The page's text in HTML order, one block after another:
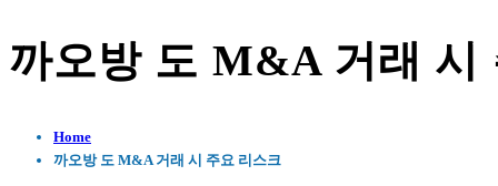
까오방 도 M&A 거래 시
Home
까오방 도 M&A 거래 시 주요 리스크